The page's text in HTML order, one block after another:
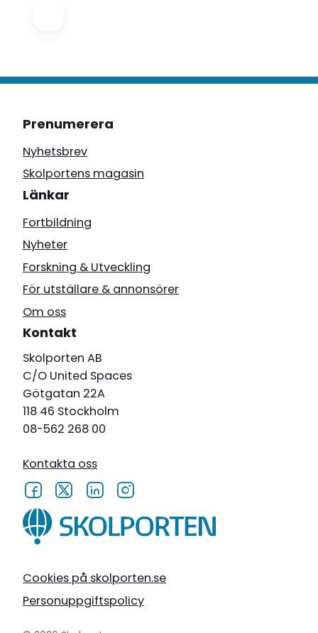
Cookies på skolporten.se
Personuppgiftspolicy
Prenumerera
Nyhetsbrev
Skolportens magasin
Länkar
Fortbildning
Nyheter
Forskning & Utveckling
För utställare & annonsörer
Om oss
Kontakt
Skolporten AB
C/O United Spaces
Götgatan 22A
118 46 Stockholm
08-562 268 00
Kontakta oss